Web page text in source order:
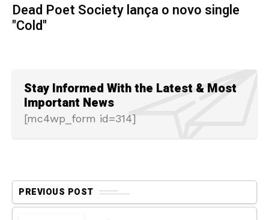
Dead Poet Society lança o novo single
"Cold"
Stay Informed With the Latest & Most
Important News
[mc4wp_form id=314]
PREVIOUS POST